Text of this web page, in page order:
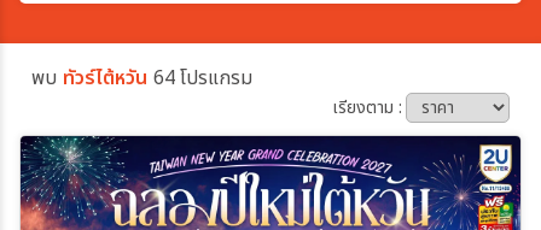
ค้นหาโปรแกรมทัวร์
โซน
พบ ทัวร์ไต้หวัน 64 โปรแกรม
เรียงตาม :